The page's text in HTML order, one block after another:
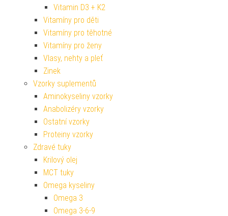
Vitamin D3 + K2
Vitamíny pro děti
Vitamíny pro těhotné
Vitamíny pro ženy
Vlasy, nehty a pleť
Zinek
Vzorky suplementů
Aminokyseliny vzorky
Anabolizéry vzorky
Ostatní vzorky
Proteiny vzorky
Zdravé tuky
Krilový olej
MCT tuky
Omega kyseliny
Omega 3
Omega 3-6-9